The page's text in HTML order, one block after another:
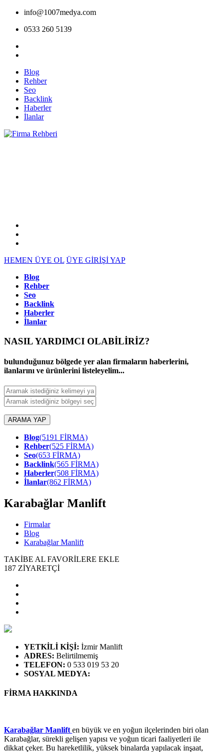
info@1007medya.com
0533 260 5139
Blog
Rehber
Seo
Backlink
Haberler
İlanlar
HEMEN ÜYE OL ÜYE GİRİŞİ YAP
Blog
Rehber
Seo
Backlink
Haberler
İlanlar
NASIL YARDIMCI OLABİLİRİZ?
bulunduğunuz bölgede yer alan firmaların haberlerini,
ilanlarını ve ürünlerini listeleyelim...
ARAMA YAP
Blog(5191 FİRMA)
Rehber(525 FİRMA)
Seo(653 FİRMA)
Backlink(565 FİRMA)
Haberler(508 FİRMA)
İlanlar(862 FİRMA)
Karabağlar Manlift
Firmalar
Blog
Karabağlar Manlift
TAKİBE AL FAVORİLERE EKLE
187 ZİYARETÇİ
YETKİLİ KİŞİ: İzmir Manlift
ADRES: Belirtilmemiş
TELEFON: 0 533 019 53 20
SOSYAL MEDYA:
FİRMA HAKKINDA
Karabağlar Manlift en büyük ve en yoğun ilçelerinden biri olan
Karabağlar, sürekli gelişen yapısı ve yoğun ticari faaliyetleri ile
dikkat çeker. Bu hareketlilik, yüksek binalarda yapılacak inşaat,